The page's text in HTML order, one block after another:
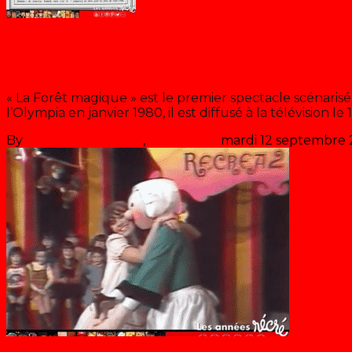
« La Forêt magique » est le premier spectacle
l’Olympia en janvier 1980, il est diffusé à la télévision le
By
, mardi 12 septembre